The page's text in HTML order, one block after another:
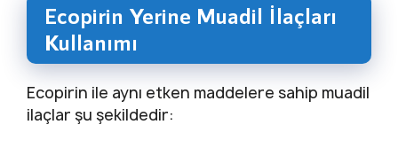
Ecopirin Yerine Muadil İlaçları
Kullanımı
Ecopirin ile aynı etken maddelere sahip muadil
ilaçlar şu şekildedir: